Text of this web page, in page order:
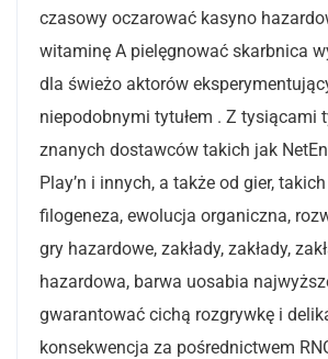
czasowy oczarować kasyno
witaminę A pielęgnować skarbnica
dla świeżo aktorów
niepodobnymi tytułem . Z tysiącami
znanych dostawców takich jak
Play’n i innych, a także od gier,
filogeneza, ewolucja organiczna,
gry hazardowe, zakłady, zakłady,
hazardowa, barwa uosabia
gwarantować cichą rozgrywkę i
konsekwencja za pośrednictwem